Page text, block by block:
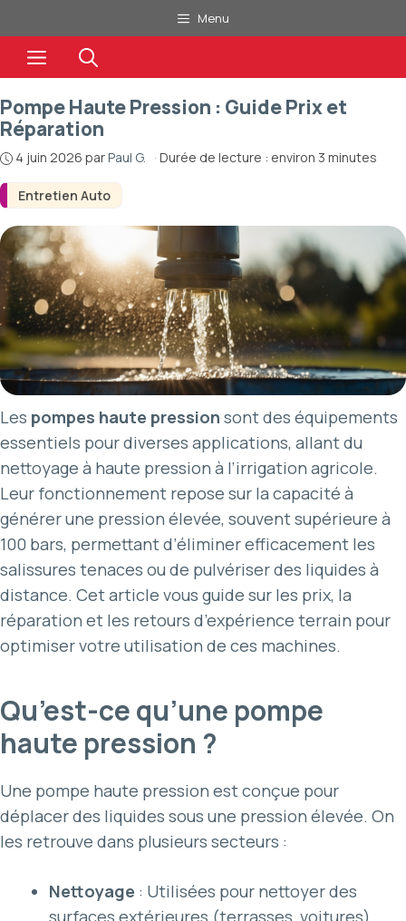
au
contenu
Menu
Menu
Entretien Auto
Pompe Haute Pression : Guide Prix et
Réparation
4 juin 2026 parPaul G. · Durée de lecture : environ 3 minutes
Les pompes haute pression sont des équipements
essentiels pour diverses applications, allant du
nettoyage à haute pression à l’irrigation agricole.
Leur fonctionnement repose sur la capacité à
générer une pression élevée, souvent supérieure à
100 bars, permettant d’éliminer efficacement les
salissures tenaces ou de pulvériser des liquides à
distance. Cet article vous guide sur les prix, la
réparation et les retours d’expérience terrain pour
optimiser votre utilisation de ces machines.
Qu’est-ce qu’une pompe
haute pression ?
Une pompe haute pression est conçue pour
déplacer des liquides sous une pression élevée. On
les retrouve dans plusieurs secteurs :
Nettoyage : Utilisées pour nettoyer des
surfaces extérieures (terrasses, voitures).